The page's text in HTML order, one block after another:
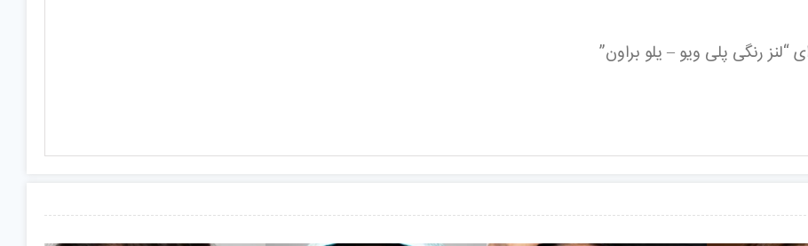
“لنز رنگی پلی ویو – یلو براون”